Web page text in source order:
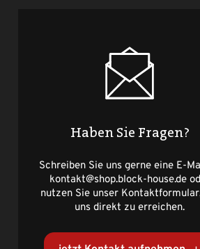
Haben Sie Fragen?
Schreiben Sie uns gerne eine E-
kontakt@shop.block-house.de
nutzen Sie unser
uns direkt zu erreichen.